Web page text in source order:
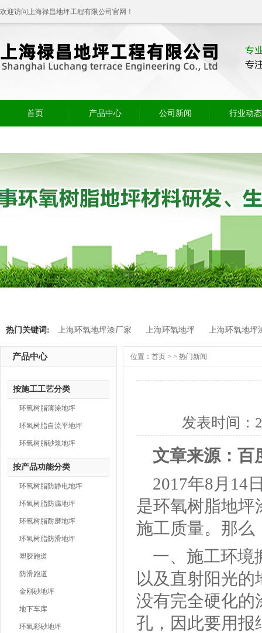
欢迎访问上海禄昌地坪工程有限公司官网！
首页 产品中心 公司新闻 行业动态
热门关键词: 上海环氧地坪漆厂家 上海环氧地坪 上海环氧地坪
产品中心
按施工工艺分类
环氧树脂薄涂地坪
环氧树脂自流平地坪
环氧树脂砂浆地坪
按产品功能分类
环氧树脂防静电地坪
环氧树脂防腐地坪
环氧树脂耐磨地坪
环氧树脂防滑地坪
塑胶跑道
防滑跑道
金刚砂地坪
地下车库
环氧彩砂地坪
位置： 首页 > > 热门新闻
发表时间：
文章来源：百
2017年8月14
是环氧树脂地坪
施工质量。那么
一、施工环境
以及直射阳光
没有完全硬化的
孔，因此要用报